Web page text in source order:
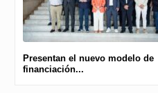
Presentan el nuevo modelo de
financiación...